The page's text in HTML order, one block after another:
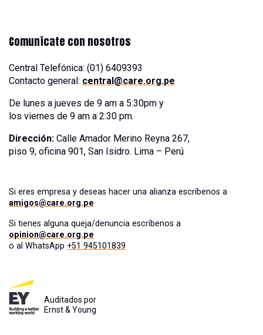
Comunícate con nosotros
Central Telefónica: (01) 6409393
Contacto general: central@care.org.pe
De lunes a jueves de 9 am a 5:30pm y
los viernes de 9 am a 2:30 pm.
Dirección: Calle Amador Merino Reyna 267,
piso 9, oficina 901, San Isidro. Lima – Perú
Si eres empresa y deseas hacer una alianza escríbenos a
amigos@care.org.pe
Si tienes alguna queja/denuncia escríbenos a
opinion@care.org.pe
o al WhatsApp +51 945101839
Auditados por
Ernst & Young